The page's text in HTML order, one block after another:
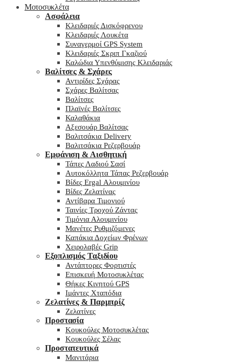
Μοτοσυκλέτα
Ασφάλεια
Κλειδαριές Δισκόφρενου
Κλειδαριές Λουκέτα
Συναγερμοί GPS System
Κλειδαριές Σκριπ Γκαζιού
Καλώδια Υπενθύμισης Κλειδαριάς
Βαλίτσες & Σχάρες
Αντιρίδες Σχάρας
Σχάρες Βαλίτσας
Βαλίτσες
Πλαϊνές Βαλίτσες
Καλαθάκια
Αξεσουάρ Βαλίτσας
Βαλιτσάκια Delivery
Βαλιτσάκια Ρεζερβουάρ
Εμφάνιση & Αισθητική
Τάπες Λαδιού Σασί
Αυτοκόλλητα Τάπας Ρεζερβουάρ
Βίδες Ergal Αλουμινίου
Βίδες Ζελατίνας
Αντίβαρα Τιμονιού
Ταινίες Τροχού Ζάντας
Τιμόνια Αλουμινίου
Μανέτες Ρυθμιζόμενες
Καπάκια Δοχείων Φρένων
Χειρολαβές Grip
Εξοπλισμός Ταξιδίου
Αντάπτορες Φορτιστές
Επισκευή Μοτοσυκλέτας
Θήκες Κινητού GPS
Ιμάντες Χταπόδια
Ζελατίνες & Παρμπρίζ
Ζελατίνες
Προστασία
Κουκούλες Μοτοσυκλέτας
Κουκούλες Σέλας
Προστατευτικά
Μανιτάρια